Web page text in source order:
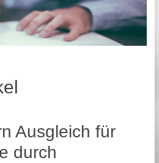
Ausgleich für
durch